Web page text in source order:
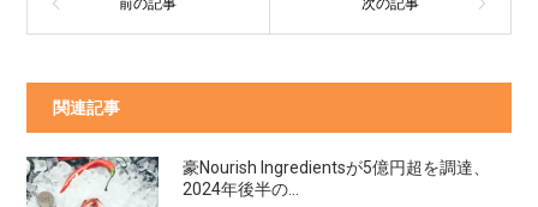
関連記事
豪Nourish Ingredientsが5億円超を調達、
2024年後半の...